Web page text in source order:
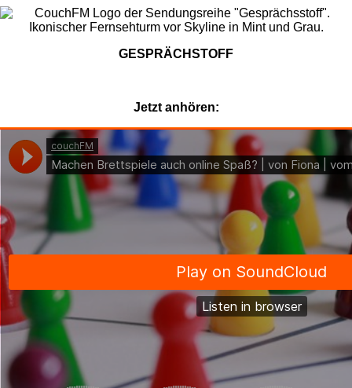
GESPRÄCHSTOFF
Jetzt anhören: